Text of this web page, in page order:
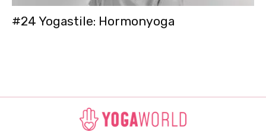
#24 Yogastile: Hormonyoga